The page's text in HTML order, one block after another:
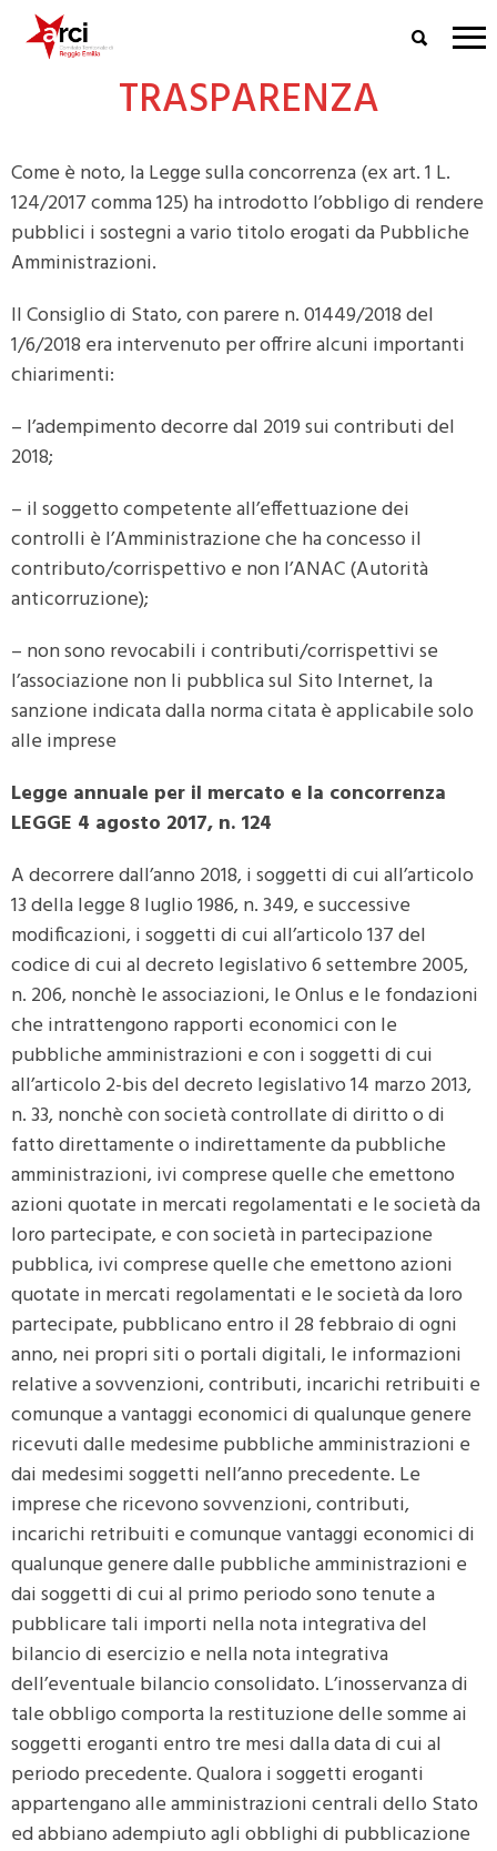
TRASPARENZA
Come è noto, la Legge sulla concorrenza (ex art. 1 L.
124/2017 comma 125) ha introdotto l’obbligo di rendere
pubblici i sostegni a vario titolo erogati da Pubbliche
Amministrazioni.
Il Consiglio di Stato, con parere n. 01449/2018 del
1/6/2018 era intervenuto per offrire alcuni importanti
chiarimenti:
– l’adempimento decorre dal 2019 sui contributi del
2018;
– il soggetto competente all’effettuazione dei
controlli è l’Amministrazione che ha concesso il
contributo/corrispettivo e non l’ANAC (Autorità
anticorruzione);
– non sono revocabili i contributi/corrispettivi se
l’associazione non li pubblica sul Sito Internet, la
sanzione indicata dalla norma citata è applicabile solo
alle imprese
Legge annuale per il mercato e la concorrenza
LEGGE 4 agosto 2017, n. 124
A decorrere dall’anno 2018, i soggetti di cui all’articolo
13 della legge 8 luglio 1986, n. 349, e successive
modificazioni, i soggetti di cui all’articolo 137 del
codice di cui al decreto legislativo 6 settembre 2005,
n. 206, nonchè le associazioni, le Onlus e le fondazioni
che intrattengono rapporti economici con le
pubbliche amministrazioni e con i soggetti di cui
all’articolo 2-bis del decreto legislativo 14 marzo 2013,
n. 33, nonchè con società controllate di diritto o di
fatto direttamente o indirettamente da pubbliche
amministrazioni, ivi comprese quelle che emettono
azioni quotate in mercati regolamentati e le società da
loro partecipate, e con società in partecipazione
pubblica, ivi comprese quelle che emettono azioni
quotate in mercati regolamentati e le società da loro
partecipate, pubblicano entro il 28 febbraio di ogni
anno, nei propri siti o portali digitali, le informazioni
relative a sovvenzioni, contributi, incarichi retribuiti e
comunque a vantaggi economici di qualunque genere
ricevuti dalle medesime pubbliche amministrazioni e
dai medesimi soggetti nell’anno precedente. Le
imprese che ricevono sovvenzioni, contributi,
incarichi retribuiti e comunque vantaggi economici di
qualunque genere dalle pubbliche amministrazioni e
dai soggetti di cui al primo periodo sono tenute a
pubblicare tali importi nella nota integrativa del
bilancio di esercizio e nella nota integrativa
dell’eventuale bilancio consolidato. L’inosservanza di
tale obbligo comporta la restituzione delle somme ai
soggetti eroganti entro tre mesi dalla data di cui al
periodo precedente. Qualora i soggetti eroganti
appartengano alle amministrazioni centrali dello Stato
ed abbiano adempiuto agli obblighi di pubblicazione